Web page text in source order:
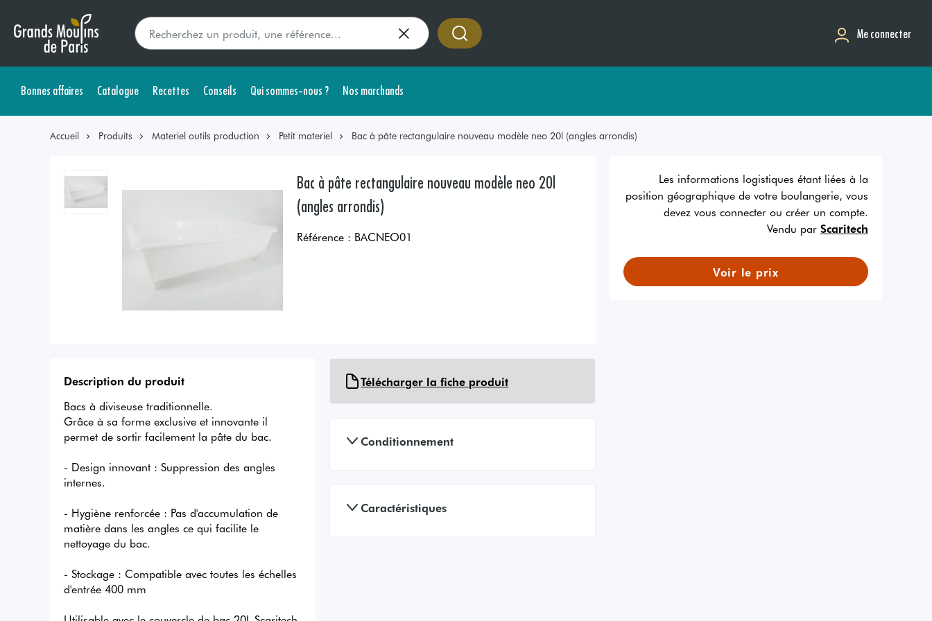
Me connecter
Bonnes affaires Catalogue Recettes Conseils Qui sommes-nous ? Nos marchands
Accueil Produits Materiel outils production Petit materiel Bac à pâte rectangulaire nouveau modèle neo 20l (angles arrondis)
Bac à pâte rectangulaire nouveau modèle neo 20l
(angles arrondis)
Référence : BACNEO01
Les informations logistiques étant liées à la
position géographique de votre boulangerie, vous
devez vous connecter ou créer un compte.
Vendu par Scaritech
Voir le prix
Description du produit
Bacs à diviseuse traditionnelle.
Grâce à sa forme exclusive et innovante il
permet de sortir facilement la pâte du bac.
- Design innovant : Suppression des angles
internes.
- Hygiène renforcée : Pas d'accumulation de
matière dans les angles ce qui facilite le
nettoyage du bac.
- Stockage : Compatible avec toutes les échelles
d'entrée 400 mm
Télécharger la fiche produit
Conditionnement
Caractéristiques